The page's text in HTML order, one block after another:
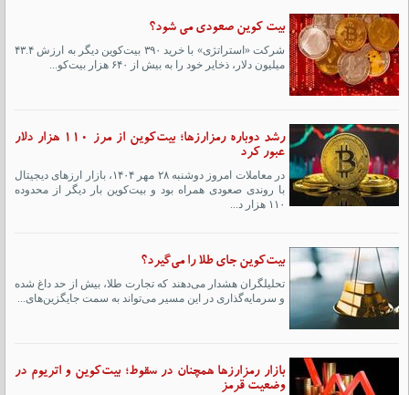
بیت کوین صعودی می شود؟
شرکت «استراتژی» با خرید ۳۹۰ بیت‌کوین دیگر به ارزش ۴۳.۴
میلیون دلار، ذخایر خود را به بیش از ۶۴۰ هزار بیت‌کو...
رشد دوباره رمزارزها؛ بیت‌کوین از مرز ۱۱۰ هزار دلار
عبور کرد
در معاملات امروز دوشنبه ۲۸ مهر ۱۴۰۴، بازار ارزهای دیجیتال
با روندی صعودی همراه بود و بیت‌کوین بار دیگر از محدوده
۱۱۰ هزار د...
بیت‌کوین جای طلا را می‌گیرد؟
تحلیلگران هشدار می‌دهند که تجارت طلا، بیش از حد داغ شده
و سرمایه‌گذاری در این مسیر می‌تواند به سمت جایگزین‌های...
بازار رمزارزها همچنان در سقوط؛ بیت‌کوین و اتریوم در
وضعیت قرمز